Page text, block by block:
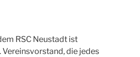
RSC Neustadt ist
die jedes